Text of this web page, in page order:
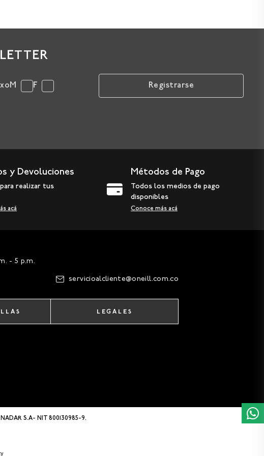
M F Registrarse
y Devoluciones
realizar tus
acá
Métodos de Pago
Todos los medios de pago
disponibles
Conoce más acá
- 5 p.m.
servicioalcliente@oneill.com.co
LEGALES
S.A- NIT 800130985-9.